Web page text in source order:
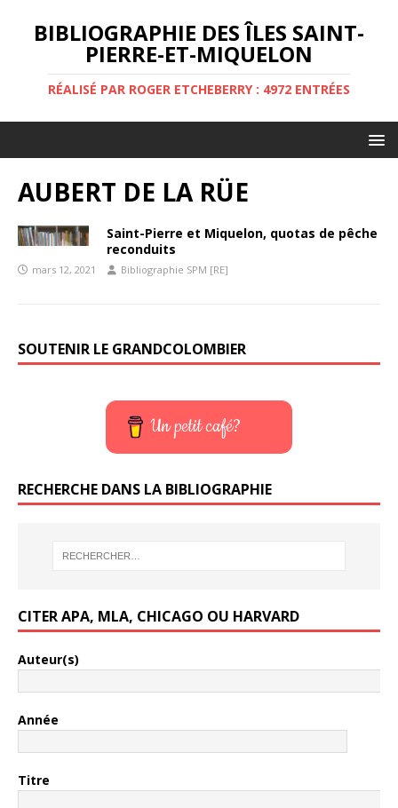
BIBLIOGRAPHIE DES ÎLES SAINT-
PIERRE-ET-MIQUELON
RÉALISÉ PAR ROGER ETCHEBERRY : 4972 ENTRÉES
AUBERT DE LA RÜE
Saint-Pierre et Miquelon, quotas de pêche
reconduits
mars 12, 2021 Bibliographie SPM [RE]
SOUTENIR LE GRANDCOLOMBIER
Un petit café?
RECHERCHE DANS LA BIBLIOGRAPHIE
CITER APA, MLA, CHICAGO OU HARVARD
Auteur(s)
Année
Titre